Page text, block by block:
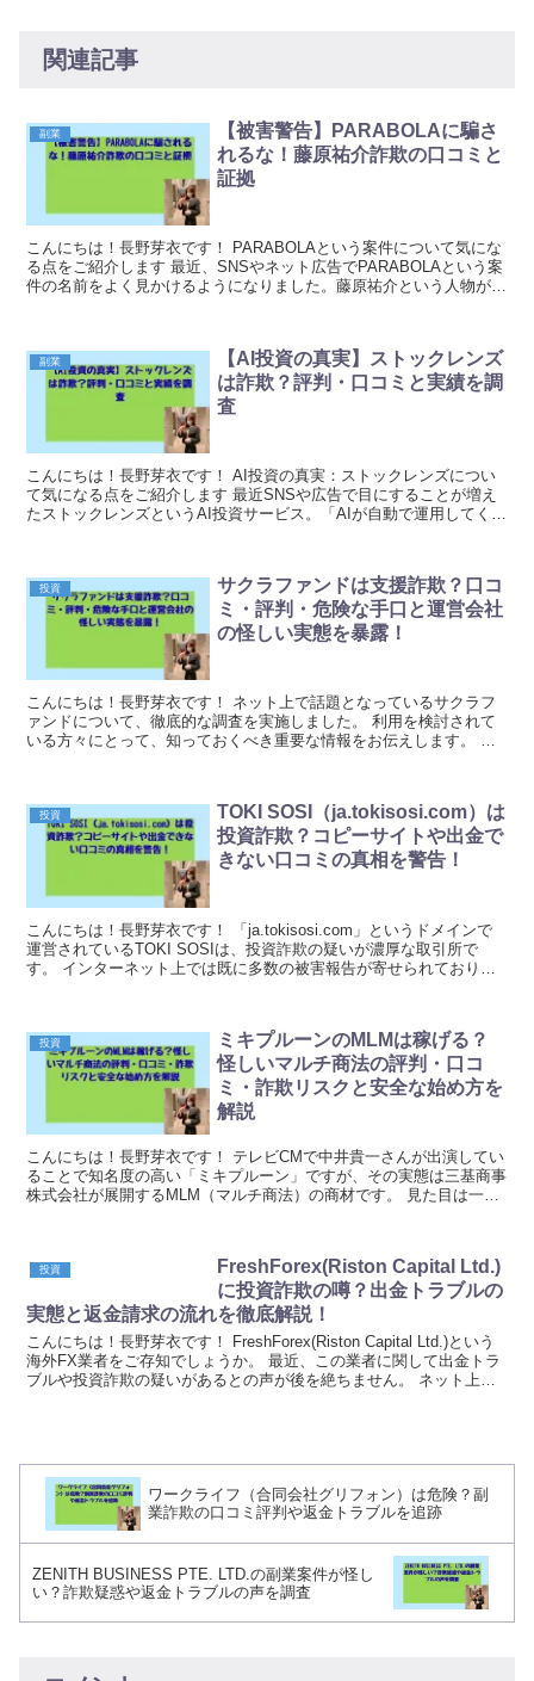
関連記事
副業
【被害警告】PARABOLAに騙さ
れるな！藤原祐介詐欺の口コミと
証拠
こんにちは！長野芽衣です！ PARABOLAという案件について気にな
る点をご紹介します 最近、SNSやネット広告でPARABOLAという案
件の名前をよく見かけるようになりました。藤原祐介という人物が関
副業
【AI投資の真実】ストックレンズ
は詐欺？評判・口コミと実績を調
査
こんにちは！長野芽衣です！ AI投資の真実：ストックレンズについ
て気になる点をご紹介します 最近SNSや広告で目にすることが増え
たストックレンズというAI投資サービス。「AIが自動で運用してくれ
投資
サクラファンドは支援詐欺？口コ
ミ・評判・危険な手口と運営会社
の怪しい実態を暴露！
こんにちは！長野芽衣です！ ネット上で話題となっているサクラフ
ァンドについて、徹底的な調査を実施しました。 利用を検討されて
いる方々にとって、知っておくべき重要な情報をお伝えします。 支
投資
TOKI SOSI（ja.tokisosi.com）は
投資詐欺？コピーサイトや出金で
きない口コミの真相を警告！
こんにちは！長野芽衣です！ 「ja.tokisosi.com」というドメインで
運営されているTOKI SOSIは、投資詐欺の疑いが濃厚な取引所で
す。 インターネット上では既に多数の被害報告が寄せられており、
投資
ミキプルーンのMLMは稼げる？
怪しいマルチ商法の評判・口コ
ミ・詐欺リスクと安全な始め方を
解説
こんにちは！長野芽衣です！ テレビCMで中井貴一さんが出演してい
ることで知名度の高い「ミキプルーン」ですが、その実態は三基商事
株式会社が展開するMLM（マルチ商法）の商材です。 見た目は一般
投資
FreshForex(Riston Capital Ltd.)
に投資詐欺の噂？出金トラブルの
実態と返金請求の流れを徹底解説！
こんにちは！長野芽衣です！ FreshForex(Riston Capital Ltd.)という
海外FX業者をご存知でしょうか。 最近、この業者に関して出金トラ
ブルや投資詐欺の疑いがあるとの声が後を絶ちません。 ネット上で
ワークライフ（合同会社グリフォン）は危険？副
業詐欺の口コミ評判や返金トラブルを追跡
ZENITH BUSINESS PTE. LTD.の副業案件が怪し
い？詐欺疑惑や返金トラブルの声を調査